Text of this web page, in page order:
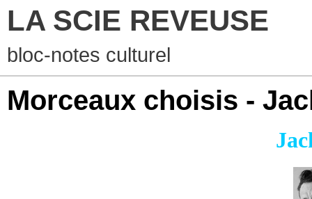
LA SCIE REVEUSE
bloc-notes culturel
Morceaux choisis -